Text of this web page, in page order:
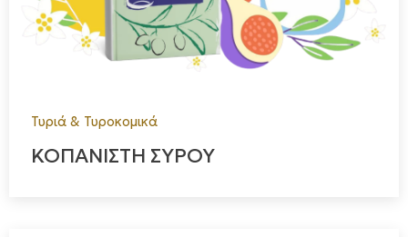
Τυριά & Τυροκομικά
ΚΟΠΑΝΙΣΤΗ ΣΥΡΟΥ